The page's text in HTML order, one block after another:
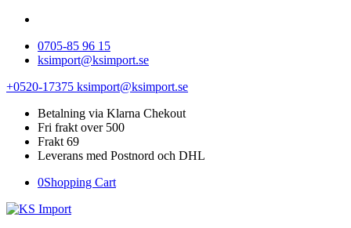
0705-85 96 15
ksimport@ksimport.se
+0520-17375 ksimport@ksimport.se
Betalning via Klarna Chekout
Fri frakt over 500
Frakt 69
Leverans med Postnord och DHL
0Shopping Cart